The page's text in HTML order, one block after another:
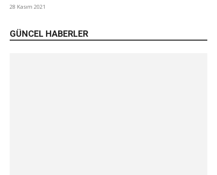
28 Kasım 2021
GÜNCEL HABERLER